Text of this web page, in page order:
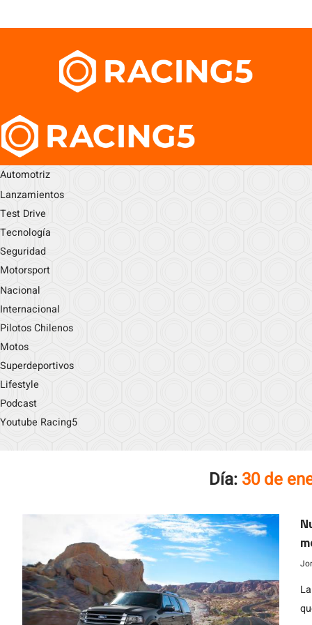
Automotriz
Lanzamientos
Test Drive
Tecnología
Seguridad
Motorsport
Nacional
Internacional
Pilotos Chilenos
Motos
Superdeportivos
Lifestyle
Podcast
Youtube Racing5
Día: 30 de